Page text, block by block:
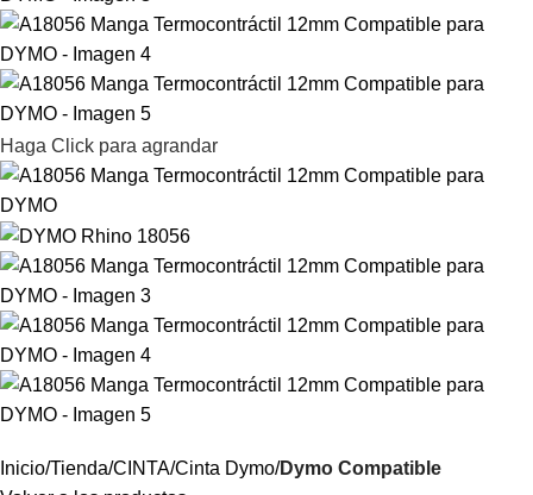
Haga Click para agrandar
Inicio Tienda CINTA Cinta Dymo Dymo Compatible